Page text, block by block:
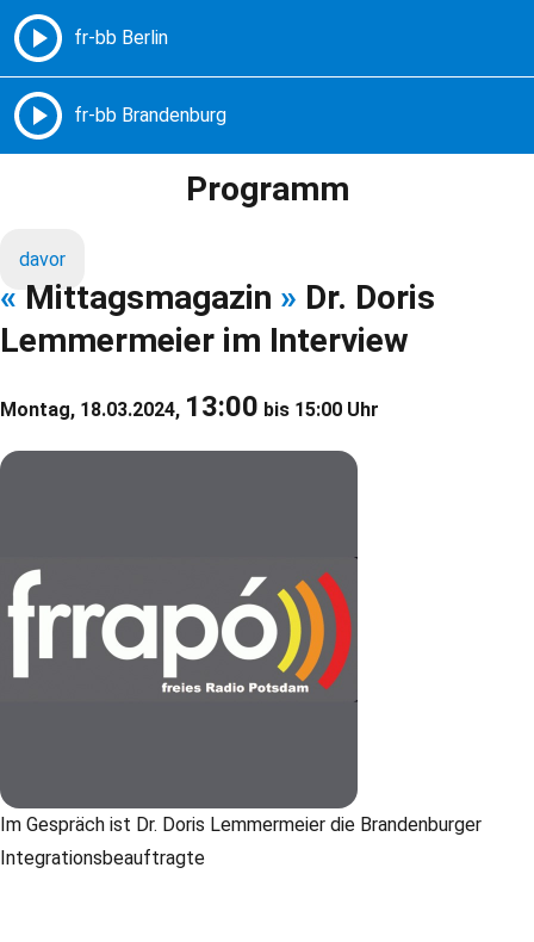
Freie Radios – Berlin Brandenburg
Programm
davor
« Mittagsmagazin » Dr. Doris
Lemmermeier im Interview
Montag, 18.03.2024, 13:00 bis 15:00 Uhr
Im Gespräch ist Dr. Doris Lemmermeier die Brandenburger
Integrationsbeauftragte